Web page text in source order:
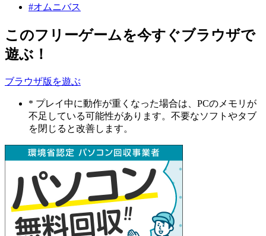
#オムニバス
このフリーゲームを今すぐブラウザで
遊ぶ！
ブラウザ版を遊ぶ
* プレイ中に動作が重くなった場合は、PCのメモリが
不足している可能性があります。不要なソフトやタブ
を閉じると改善します。